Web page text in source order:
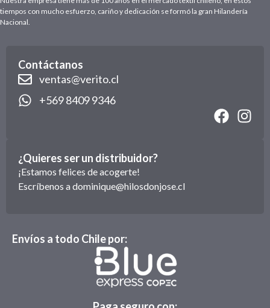
tiempos con mucho esfuerzo, cariño y dedicación se formó la gran Hilandería
Nacional.
Contáctanos
ventas@verito.cl
+569 8409 9346
¿Quieres ser un distribuidor?
¡Estamos felices de acogerte!
Escríbenos a dominique@hilosdonjose.cl
Envíos a todo Chile por: